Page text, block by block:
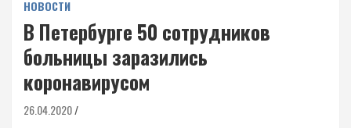
НОВОСТИ
В Петербурге 50 сотрудников
больницы заразились
коронавирусом
26.04.2020